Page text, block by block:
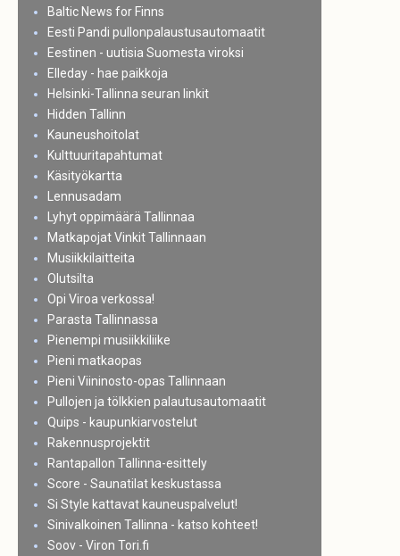
Baltic News for Finns
Eesti Pandi pullonpalaustusautomaatit
Eestinen - uutisia Suomesta viroksi
Elleday - hae paikkoja
Helsinki-Tallinna seuran linkit
Hidden Tallinn
Kauneushoitolat
Kulttuuritapahtumat
Käsityökartta
Lennusadam
Lyhyt oppimäärä Tallinnaa
Matkapojat Vinkit Tallinnaan
Musiikkilaitteita
Olutsilta
Opi Viroa verkossa!
Parasta Tallinnassa
Pienempi musiikkiliike
Pieni matkaopas
Pieni Viininosto-opas Tallinnaan
Pullojen ja tölkkien palautusautomaatit
Quips - kaupunkiarvostelut
Rakennusprojektit
Rantapallon Tallinna-esittely
Score - Saunatilat keskustassa
Si Style kattavat kauneuspalvelut!
Sinivalkoinen Tallinna - katso kohteet!
Soov - Viron Tori.fi